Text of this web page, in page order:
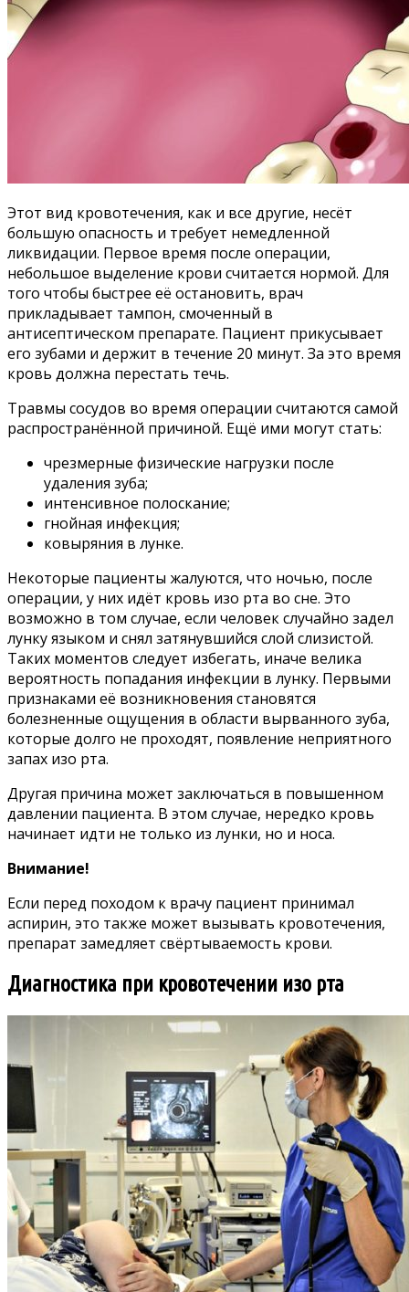
Этот вид кровотечения, как и все другие, несёт
большую опасность и требует немедленной
ликвидации. Первое время после операции,
небольшое выделение крови считается нормой. Для
того чтобы быстрее её остановить, врач
прикладывает тампон, смоченный в
антисептическом препарате. Пациент прикусывает
его зубами и держит в течение 20 минут. За это время
кровь должна перестать течь.
Травмы сосудов во время операции считаются самой
распространённой причиной. Ещё ими могут стать:
чрезмерные физические нагрузки после
удаления зуба;
интенсивное полоскание;
гнойная инфекция;
ковыряния в лунке.
Некоторые пациенты жалуются, что ночью, после
операции, у них идёт кровь изо рта во сне. Это
возможно в том случае, если человек случайно задел
лунку языком и снял затянувшийся слой слизистой.
Таких моментов следует избегать, иначе велика
вероятность попадания инфекции в лунку. Первыми
признаками её возникновения становятся
болезненные ощущения в области вырванного зуба,
которые долго не проходят, появление неприятного
запах изо рта.
Другая причина может заключаться в повышенном
давлении пациента. В этом случае, нередко кровь
начинает идти не только из лунки, но и носа.
Внимание!
Если перед походом к врачу пациент принимал
аспирин, это также может вызывать кровотечения,
препарат замедляет свёртываемость крови.
Диагностика при кровотечении изо рта